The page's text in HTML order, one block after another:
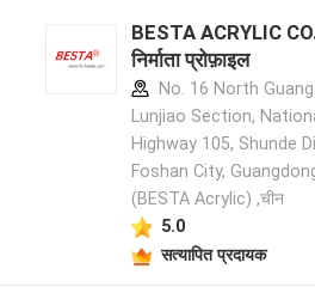
BESTA ACRYLIC
निर्माता प्रोफ़ाइल
No. 16 North
Lunjiao Section,
Highway 105, Shunde
Foshan City,
(BESTA Acrylic) ,चीन
5.0
सत्यापित प्रदायक